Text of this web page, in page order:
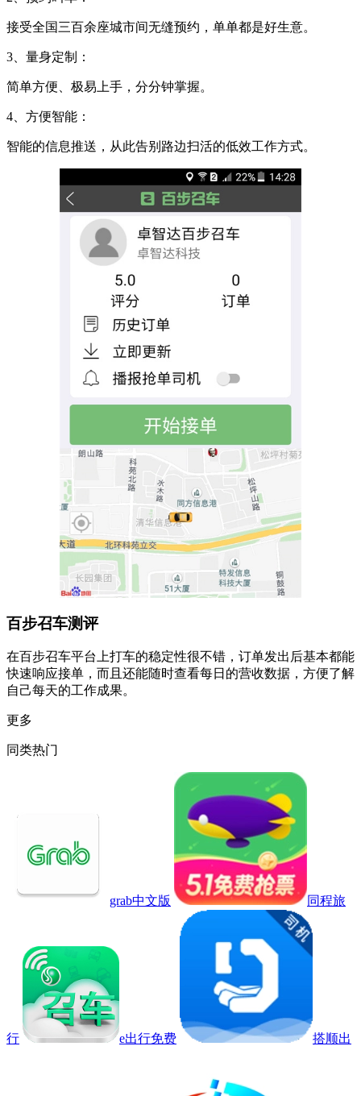
接受全国三百余座城市间无缝预约，单单都是好生意。
3、量身定制：
简单方便、极易上手，分分钟掌握。
4、方便智能：
智能的信息推送，从此告别路边扫活的低效工作方式。
百步召车测评
在百步召车平台上打车的稳定性很不错，订单发出后基本都能
快速响应接单，而且还能随时查看每日的营收数据，方便了解
自己每天的工作成果。
更多
同类热门
grab中文版 同程旅
行 e出行免费 搭顺出